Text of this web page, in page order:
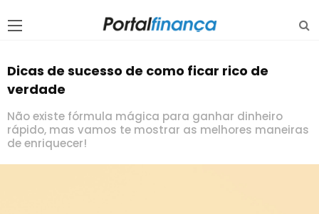
Dicas de sucesso de como ficar rico de
verdade
Não existe fórmula mágica para ganhar dinheiro
rápido, mas vamos te mostrar as melhores maneiras
de enriquecer!